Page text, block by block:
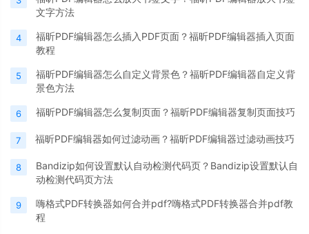
文字方法
4
福昕PDF编辑器怎么插入PDF页面？福昕PDF编辑器插入页面
教程
5
福昕PDF编辑器怎么自定义背景色？福昕PDF编辑器自定义背
景色方法
6 福昕PDF编辑器怎么复制页面？福昕PDF编辑器复制页面技巧
7 福昕PDF编辑器如何过滤动画？福昕PDF编辑器过滤动画技巧
8
Bandizip如何设置默认自动检测代码页？Bandizip设置默认自
动检测代码页方法
9
嗨格式PDF转换器如何合并pdf?嗨格式PDF转换器合并pdf教
程